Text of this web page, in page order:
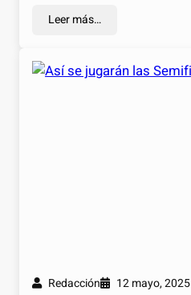
Leer más…
Redacción 12 mayo, 2025